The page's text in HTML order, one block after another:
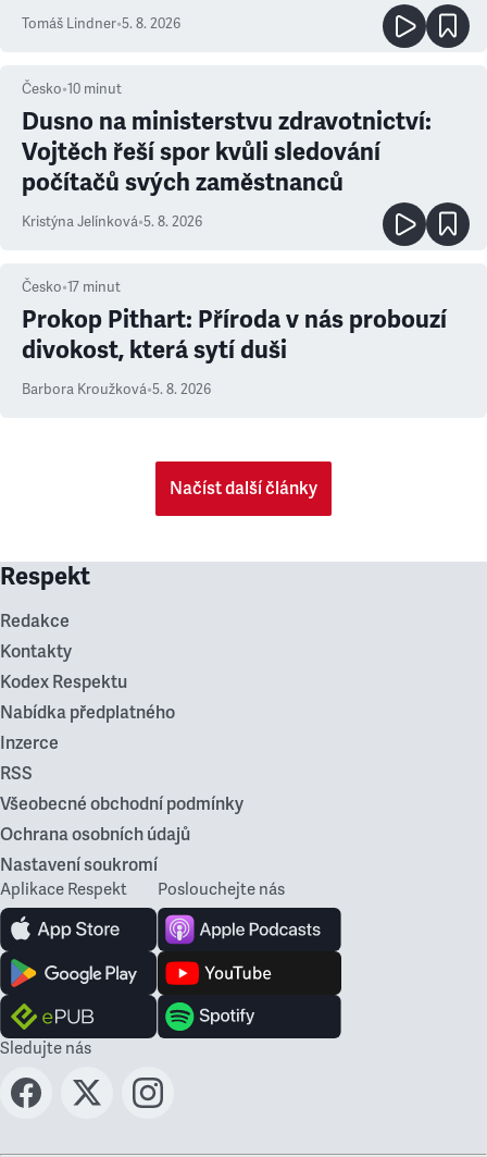
Tomáš Lindner•5. 8. 2026
Česko•10 minut
Dusno na ministerstvu zdravotnictví:
Vojtěch řeší spor kvůli sledování
počítačů svých zaměstnanců
Kristýna Jelínková•5. 8. 2026
Česko•17 minut
Prokop Pithart: Příroda v nás probouzí
divokost, která sytí duši
Barbora Kroužková•5. 8. 2026
Načíst další články
Respekt
Redakce
Kontakty
Kodex Respektu
Nabídka předplatného
Inzerce
RSS
Všeobecné obchodní podmínky
Ochrana osobních údajů
Nastavení soukromí
Aplikace Respekt Poslouchejte nás
Sledujte nás